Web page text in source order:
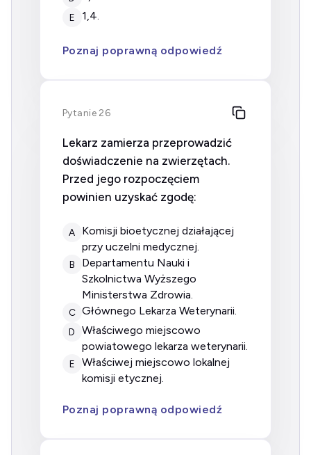
E 1,4.
Poznaj poprawną odpowiedź
Pytanie 26
Lekarz zamierza przeprowadzić
doświadczenie na zwierzętach.
Przed jego rozpoczęciem
powinien uzyskać zgodę:
A
komisji bioetycznej działającej
przy uczelni medycznej.
B
Departamentu Nauki i
Szkolnictwa Wyższego
Ministerstwa Zdrowia.
C Głównego Lekarza Weterynarii.
D
właściwego miejscowo
powiatowego lekarza weterynarii.
E
właściwej miejscowo lokalnej
komisji etycznej.
Poznaj poprawną odpowiedź